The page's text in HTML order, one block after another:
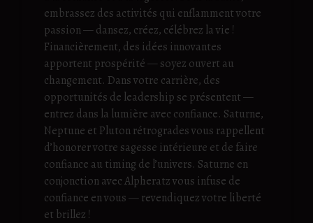
embrassez des activités qui enflamment votre
passion — dansez, créez, célébrez la vie !
Financièrement, des idées innovantes
apportent prospérité — soyez ouvert au
changement. Dans votre carrière, des
opportunités de leadership se présentent —
entrez dans la lumière avec confiance. Saturne,
Neptune et Pluton rétrogrades vous rappellent
d’honorer votre sagesse intérieure et de faire
confiance au timing de l’univers. Saturne en
conjonction avec Alpheratz vous infuse de
confiance en vous — revendiquez votre liberté
et brillez !